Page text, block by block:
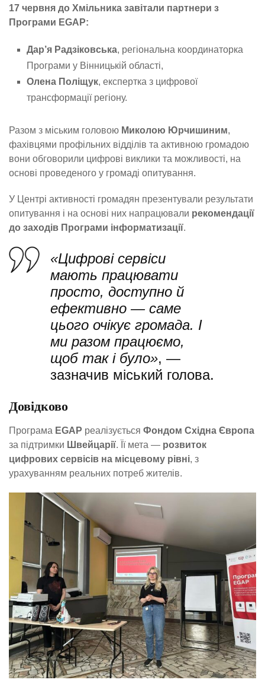
17 червня до Хмільника завітали партнери з
Програми EGAP:
Дар’я Радзіковська, регіональна координаторка
Програми у Вінницькій області,
Олена Поліщук, експертка з цифрової
трансформації регіону.
Разом з міським головою Миколою Юрчишиним,
фахівцями профільних відділів та активною громадою
вони обговорили цифрові виклики та можливості, на
основі проведеного у громаді опитування.
У Центрі активності громадян презентували результати
опитування і на основі них напрацювали рекомендації
до заходів Програми інформатизації.
«Цифрові сервіси
мають працювати
просто, доступно й
ефективно — саме
цього очікує громада. І
ми разом працюємо,
щоб так і було», —
зазначив міський голова.
Довідково
Програма EGAP реалізується Фондом Східна Європа
за підтримки Швейцарії. Її мета — розвиток
цифрових сервісів на місцевому рівні, з
урахуванням реальних потреб жителів.